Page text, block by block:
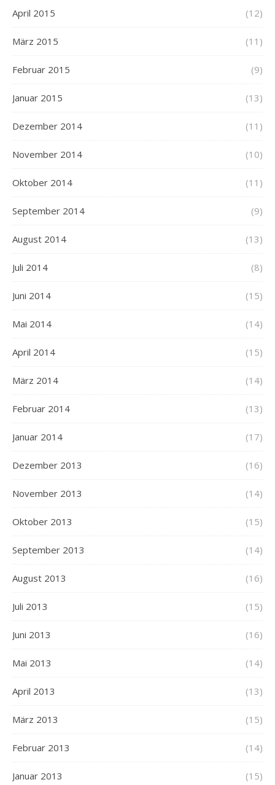
April 2015 (12)
März 2015 (11)
Februar 2015 (9)
Januar 2015 (13)
Dezember 2014 (11)
November 2014 (10)
Oktober 2014 (11)
September 2014 (9)
August 2014 (13)
Juli 2014 (8)
Juni 2014 (15)
Mai 2014 (14)
April 2014 (15)
März 2014 (14)
Februar 2014 (13)
Januar 2014 (17)
Dezember 2013 (16)
November 2013 (14)
Oktober 2013 (15)
September 2013 (14)
August 2013 (16)
Juli 2013 (15)
Juni 2013 (16)
Mai 2013 (14)
April 2013 (13)
März 2013 (15)
Februar 2013 (14)
Januar 2013 (15)